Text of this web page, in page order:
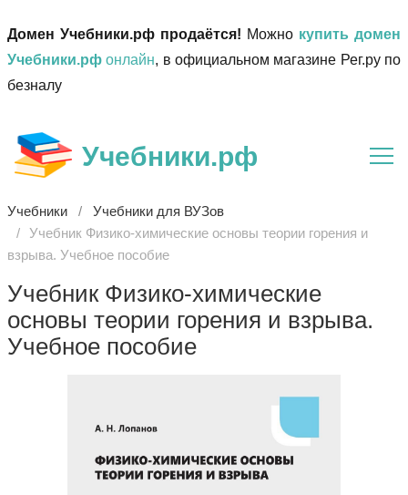
Домен Учебники.рф продаётся! Можно купить домен
Учебники.рф онлайн, в официальном магазине Рег.ру по
безналу
Учебники.рф
Учебники
Учебники для ВУЗов
Учебник Физико-химические основы теории горения и
взрыва. Учебное пособие
Учебник Физико-химические
основы теории горения и взрыва.
Учебное пособие